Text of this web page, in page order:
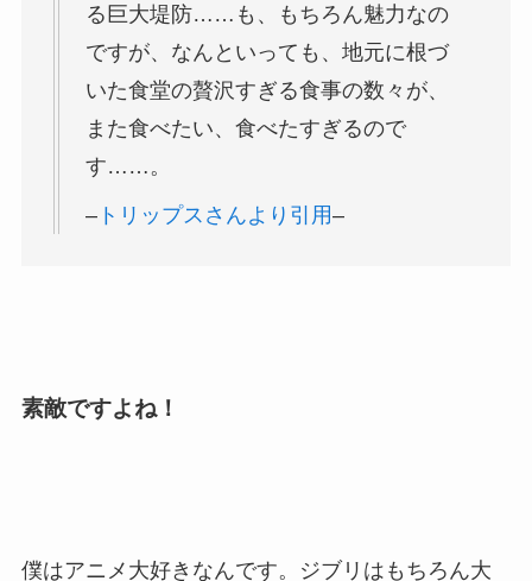
る巨大堤防……も、もちろん魅力なの
ですが、なんといっても、地元に根づ
いた食堂の贅沢すぎる食事の数々が、
また食べたい、食べたすぎるので
す……。
–トリップスさんより引用–
素敵ですよね！
僕はアニメ大好きなんです。ジブリはもちろん大